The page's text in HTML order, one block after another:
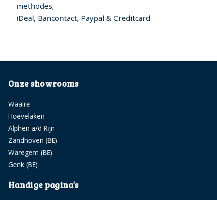
methodes;
iDeal, Bancontact, Paypal & Creditcard
Onze showrooms
Waalre
Hoevelaken
Alphen a/d Rijn
Zandhoven (BE)
Waregem (BE)
Genk (BE)
Handige pagina’s